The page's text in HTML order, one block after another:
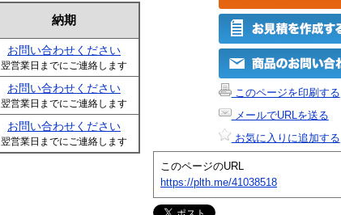
納期
お問い合わせください
翌営業日までにご連絡します
お問い合わせください
翌営業日までにご連絡します
お問い合わせください
翌営業日までにご連絡します
このページを印刷する
メールでURLを送る
お気に入りに追加する
このページのURL
https://plth.me/41038518